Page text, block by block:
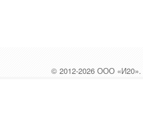
© 2012-2026 ООО «И20».